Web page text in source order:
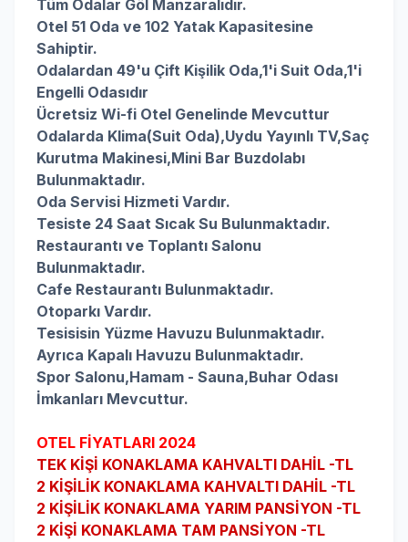
Tüm Odalar Göl Manzaralıdır.
Otel 51 Oda ve 102 Yatak Kapasitesine
Sahiptir.
Odalardan 49'u Çift Kişilik Oda,1'i Suit Oda,1'i
Engelli Odasıdır
Ücretsiz Wi-fi Otel Genelinde Mevcuttur
Odalarda Klima(Suit Oda),Uydu Yayınlı TV,Saç
Kurutma Makinesi,Mini Bar Buzdolabı
Bulunmaktadır.
Oda Servisi Hizmeti Vardır.
Tesiste 24 Saat Sıcak Su Bulunmaktadır.
Restaurantı ve Toplantı Salonu
Bulunmaktadır.
Cafe Restaurantı Bulunmaktadır.
Otoparkı Vardır.
Tesisisin Yüzme Havuzu Bulunmaktadır.
Ayrıca Kapalı Havuzu Bulunmaktadır.
Spor Salonu,Hamam - Sauna,Buhar Odası
İmkanları Mevcuttur.
OTEL FİYATLARI 2024
TEK KİŞİ KONAKLAMA KAHVALTI DAHİL -TL
2 KİŞİLİK KONAKLAMA KAHVALTI DAHİL -TL
2 KİŞİLİK KONAKLAMA YARIM PANSİYON -TL
2 KİŞİ KONAKLAMA TAM PANSİYON -TL